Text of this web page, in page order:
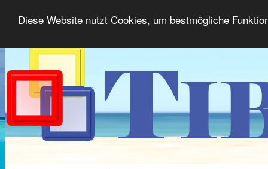
Diese Website nutzt Cookies, um bestmögliche